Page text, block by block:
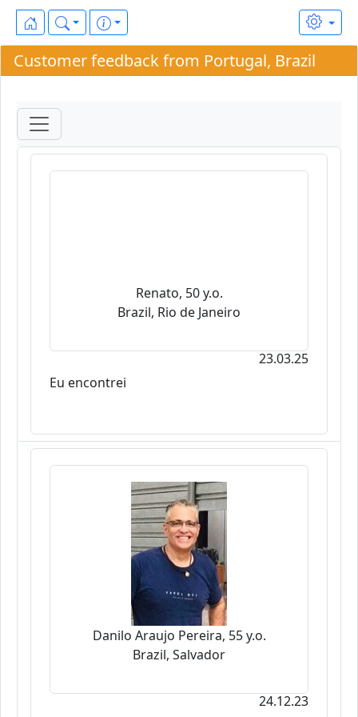
Customer feedback from Portugal, Brazil
Renato, 50 y.o.
Brazil, Rio de Janeiro
23.03.25
Eu encontrei
Danilo Araujo Pereira, 55 y.o.
Brazil, Salvador
24.12.23